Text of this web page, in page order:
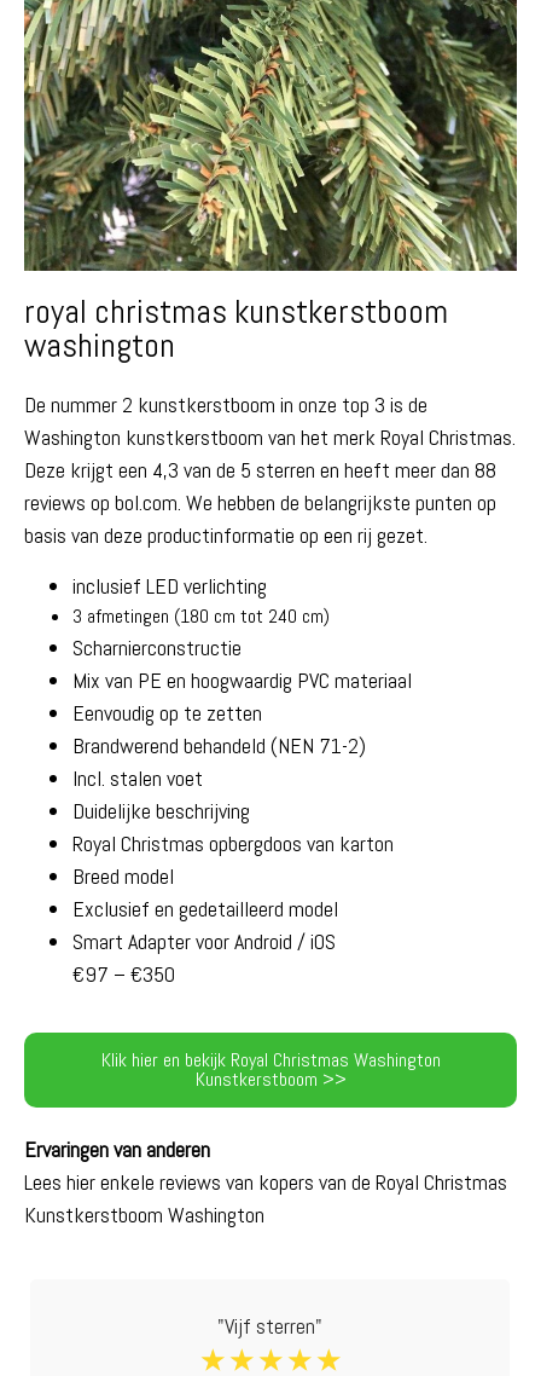
royal christmas kunstkerstboom
washington
De nummer 2 kunstkerstboom in onze top 3 is de
Washington kunstkerstboom van het merk Royal Christmas.
Deze krijgt een 4,3 van de 5 sterren en heeft meer dan 88
reviews op bol.com. We hebben de belangrijkste punten op
basis van deze productinformatie op een rij gezet.
inclusief LED verlichting
3 afmetingen (180 cm tot 240 cm)
Scharnierconstructie
Mix van PE en hoogwaardig PVC materiaal
Eenvoudig op te zetten
Brandwerend behandeld (NEN 71-2)
Incl. stalen voet
Duidelijke beschrijving
Royal Christmas opbergdoos van karton
Breed model
Exclusief en gedetailleerd model
Smart Adapter voor Android / iOS
€97 – €350
Klik hier en bekijk Royal Christmas Washington
Kunstkerstboom >>
Ervaringen van anderen
Lees hier enkele reviews van kopers van de Royal Christmas
Kunstkerstboom Washington
"Vijf sterren"
☆ ☆ ☆ ☆ ☆